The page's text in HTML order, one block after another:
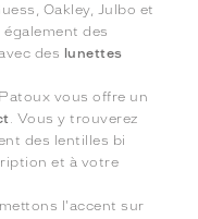
Oakley, Julbo et
des
des lunettes
vous offre un
. Vous y trouverez
des lentilles bi
et à votre
mettons l'accent sur